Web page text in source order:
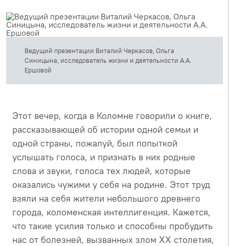
Ведущий презентации Виталий Черкасов, Ольга
Синицына, исследователь жизни и деятельности А.А.
Ершовой
Этот вечер, когда в Коломне говорили о книге,
рассказывающей об истории одной семьи и
одной страны, пожалуй, был попыткой
услышать голоса, и признать в них родные
слова и звуки, голоса тех людей, которые
оказались чужими у себя на родине. Этот труд
взяли на себя жители небольшого древнего
города, коломенская интеллигенция. Кажется,
что такие усилия только и способны пробудить
нас от болезней, вызванных злом XX столетия,